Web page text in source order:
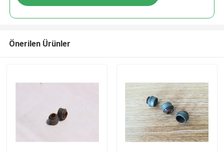
Önerilen Ürünler